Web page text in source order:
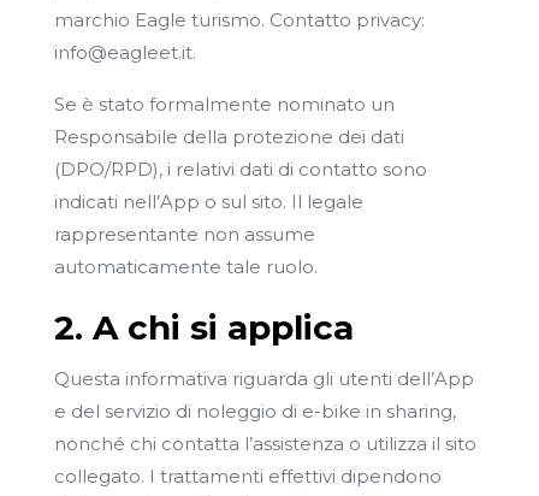
marchio Eagle turismo. Contatto privacy:
info@eagleet.it.
Se è stato formalmente nominato un
Responsabile della protezione dei dati
(DPO/RPD), i relativi dati di contatto sono
indicati nell’App o sul sito. Il legale
rappresentante non assume
automaticamente tale ruolo.
2. A chi si applica
Questa informativa riguarda gli utenti dell’App
e del servizio di noleggio di e-bike in sharing,
nonché chi contatta l’assistenza o utilizza il sito
collegato. I trattamenti effettivi dipendono